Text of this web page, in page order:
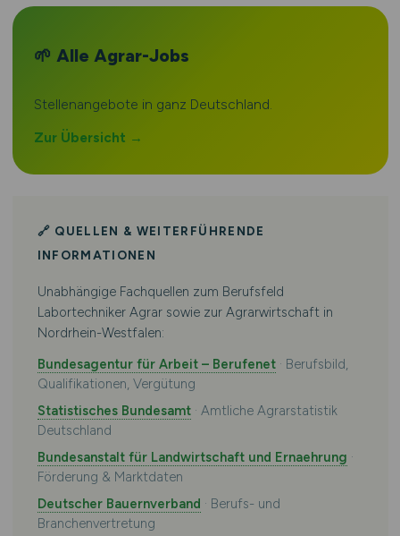
🌱 Alle Agrar-Jobs
Stellenangebote in ganz Deutschland.
Zur Übersicht →
🔗 QUELLEN & WEITERFÜHRENDE
INFORMATIONEN
Unabhängige Fachquellen zum Berufsfeld
Labortechniker Agrar sowie zur Agrarwirtschaft in
Nordrhein-Westfalen:
Bundesagentur für Arbeit – Berufenet· Berufsbild,
Qualifikationen, Vergütung
Statistisches Bundesamt· Amtliche Agrarstatistik
Deutschland
Bundesanstalt für Landwirtschaft und Ernaehrung ·
Förderung & Marktdaten
Deutscher Bauernverband · Berufs- und
Branchenvertretung